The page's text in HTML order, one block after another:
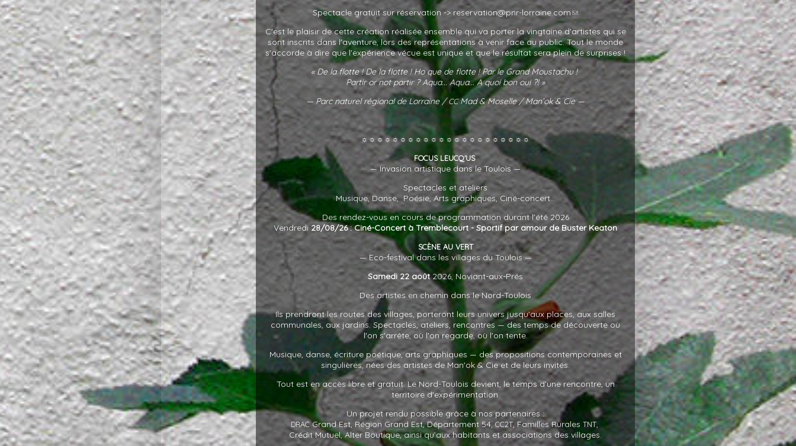
Spectacle gratuit sur réservation -> reservation@pnr-lorraine.com
C'est le plaisir de cette création réalisée ensemble qui va porter la vingtaine d'artistes qui se
sont inscrits dans l'aventure, lors des représentations à venir face au public. Tout le monde
s'accorde à dire que l'expérience vécue est unique et que le résultat sera plein de surprises !
« De la flotte ! De la flotte ! Ho que de flotte ! Par le Grand Moustachu !
Partir or not partir ? Aqua... Aqua... A quoi bon oui ?! »
— Parc naturel régional de Lorraine /CCMad&Moselle / Man’ok& Cie —
☼☼☼☼☼☼☼☼☼☼☼☼☼☼☼☼☼☼☼☼☼☼
FOCUS LEUCQ'US
— Invasion artistique dans le Toulois —
Spectacles et ateliers
Musique, Danse, Poésie, Arts graphiques, Ciné-concert...
Des rendez-vous en cours de programmation durant l'été 2026
Vendredi 28/08/26 : Ciné-Concert à Tremblecourt - Sportif par amour de Buster Keaton
SCÈNE AU VERT
— Eco-festival dans les villages du Toulois —
Samedi 22 août2026, Noviant-aux-Prés
Des artistes en chemin dans le Nord-Toulois
Ils prendront les routes des villages, porteront leurs univers jusqu'aux places, aux salles
communales, aux jardins. Spectacles, ateliers, rencontres — des temps de découverte où
l'on s'arrête, où l'on regarde, où l'on tente.
Musique, danse, écriture poétique, arts graphiques — des propositions contemporaines et
singulières, nées des artistes de Man'ok&Cie et de leurs invités.
Tout est en accès libre et gratuit. Le Nord-Toulois devient, le temps d'une rencontre, un
territoire d'expérimentation.
Un projet rendu possible grâce à nos partenaires :
DRACGrand Est, Région Grand Est, Département 54, CC2T, Familles Rurales TNT,
Crédit Mutuel, Alter Boutique, ainsi qu’aux habitants et associations des villages.